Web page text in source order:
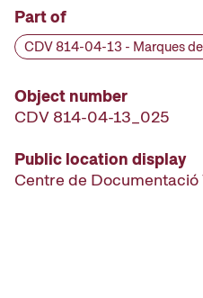
Part of
CDV 814-04-13 - Marques de
Object number
CDV 814-04-13_025
Public location display
Centre de Documentació